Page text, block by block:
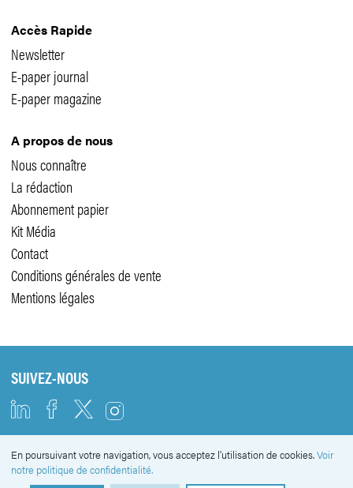
Accès Rapide
Newsletter
E-paper journal
E-paper magazine
A propos de nous
Nous connaître
La rédaction
Abonnement papier
Kit Média
Contact
Conditions générales de vente
Mentions légales
SUIVEZ-NOUS
NEWSLETTER
En poursuivant votre navigation, vous acceptez l'utilisation de cookies.Voir
notre politique de confidentialité.